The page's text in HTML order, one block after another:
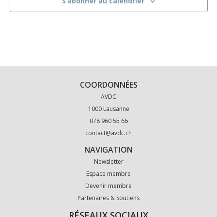
COORDONNÉES
AVDC
1000 Lausanne
078 960 55 66
contact@avdc.ch
NAVIGATION
Newsletter
Espace membre
Devenir membre
Partenaires & Soutiens